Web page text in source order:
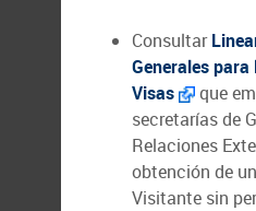
Consultar
Generales
Visas
que
secretarías de
Relaciones
obtención de
Visitante sin